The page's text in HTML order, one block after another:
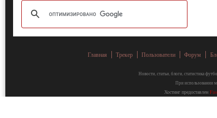
Главная Трекер Пользователи Форум
Новости, статьи, блоги, статистика
При использовании
Хостинг предоставлен